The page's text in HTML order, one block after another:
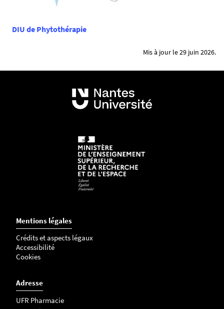
DIU de Phytothérapie
Mis à jour le 29 juin 2026.
Mentions légales
Crédits et aspects légaux
Accessibilité
Cookies
Adresse
UFR Pharmacie